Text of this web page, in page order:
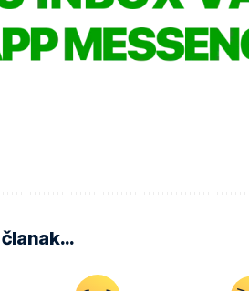
članak…